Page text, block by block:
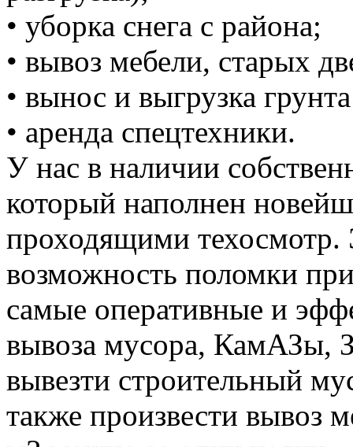
• уборка снега с района;
• вывоз мебели, старых
• вынос и выгрузка
• аренда спецтехники.
У нас в наличии
который наполнен
проходящими техосмотр.
возможность поломки
самые оперативные и
вывоза мусора,
вывезти строительный
также произвести вывоз